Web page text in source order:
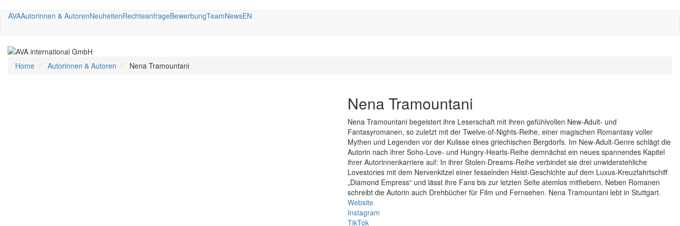
Direkt
Inhalt
AVAAutorinnen & AutorenNeuheitenRechteanfrageBewerbungTeamNewsEN
Home Autorinnen & Autoren Nena Tramountani
Nena Tramountani
Nena Tramountani begeistert ihre Leserschaft mit ihren gefühlvollen New-Adult- und
Fantasyromanen, so zuletzt mit der Twelve-of-Nights-Reihe, einer magischen Romantasy voller
Mythen und Legenden vor der Kulisse eines griechischen Bergdorfs. Im New-Adult-Genre schlägt die
Autorin nach ihrer Soho-Love- und Hungry-Hearts-Reihe demnächst ein neues spannendes Kapitel
ihrer Autorinnenkarriere auf: In ihrer Stolen-Dreams-Reihe verbindet sie drei unwiderstehliche
Lovestories mit dem Nervenkitzel einer fesselnden Heist-Geschichte auf dem Luxus-Kreuzfahrtschiff
„Diamond Empress“ und lässt ihre Fans bis zur letzten Seite atemlos mitfiebern. Neben Romanen
schreibt die Autorin auch Drehbücher für Film und Fernsehen. Nena Tramountani lebt in Stuttgart.
Website
Instagram
TikTok